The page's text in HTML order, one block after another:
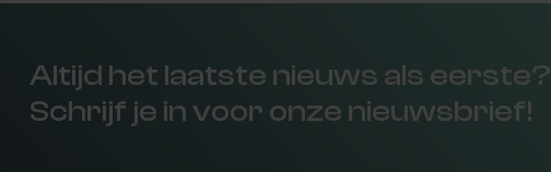
Altijd het laatste nieuws als eerste?
Schrijf je in voor onze nieuwsbrief!